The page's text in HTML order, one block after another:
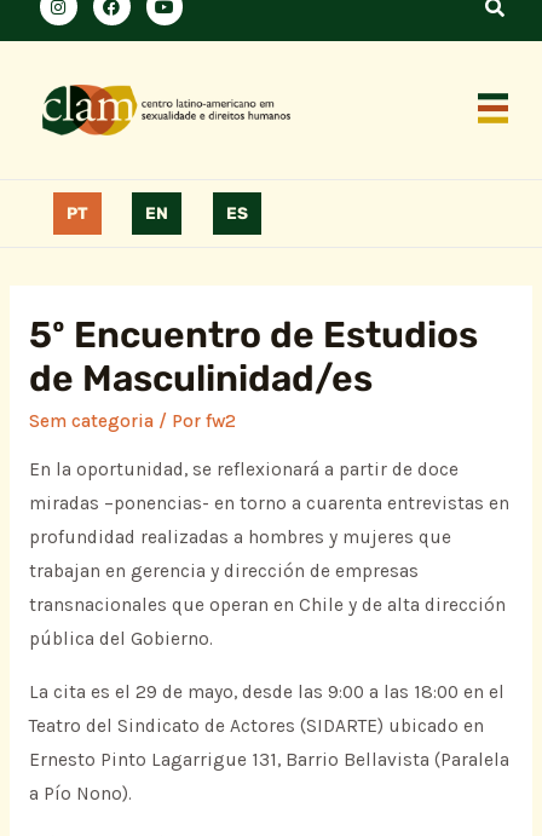
PT EN ES
5º Encuentro de Estudios
de Masculinidad/es
Sem categoria/ Por fw2
En la oportunidad, se reflexionará a partir de doce
miradas –ponencias- en torno a cuarenta entrevistas en
profundidad realizadas a hombres y mujeres que
trabajan en gerencia y dirección de empresas
transnacionales que operan en Chile y de alta dirección
pública del Gobierno.
La cita es el 29 de mayo, desde las 9:00 a las 18:00 en el
Teatro del Sindicato de Actores (SIDARTE) ubicado en
Ernesto Pinto Lagarrigue 131, Barrio Bellavista (Paralela
a Pío Nono).